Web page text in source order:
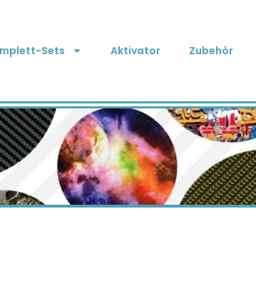
Sets Aktivator Zubehör